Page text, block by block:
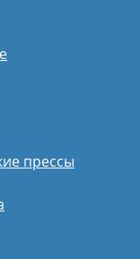
прессы